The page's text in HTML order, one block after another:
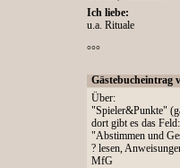
Ich liebe:
u.a. Rituale
°°°
Gästebucheintrag
Über:
"Spieler&Punkte"
dort gibt es das Feld:
"Abstimmen und
? lesen,
MfG